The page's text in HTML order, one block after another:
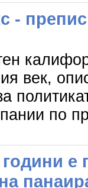
-
век,
по
години е